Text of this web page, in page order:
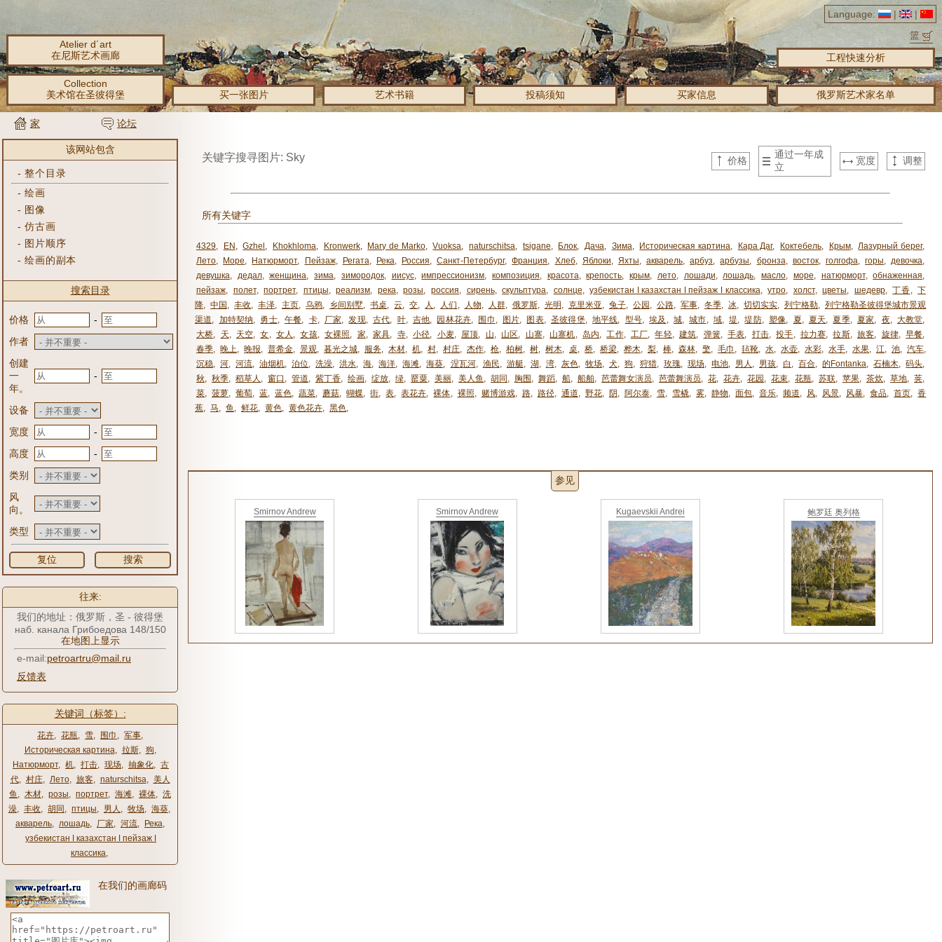
Language: |
|
篮
Atelier d´art
在尼斯艺术画廊
工程快速分析
Collection
美术馆在圣彼得堡
买一张图片 艺术书籍 投稿须知 买家信息 俄罗斯艺术家名单
家 论坛
该网站包含
-整个目录
-绘画
- 图像
-仿古画
- 图片顺序
-绘画的副本
搜索目录
价格
-
作者
创建
一
年。
-
设备
宽度
-
高度
-
类别
风
向。
类型
复位 搜索
往来:
我们的地址：俄罗斯，圣 - 彼得堡
наб. канала Грибоедова 148/150
在地图上显示
e-mail:petroartru@mail.ru
反馈表
关键词（标签）:
花卉, 花瓶, 雪, 围巾 , 军事,
Историческая картина, 拉斯, 狗,
Натюрморт, 机, 打击, 现场, 抽象化, 古
代, 村庄, Лето, 旅客, naturschitsa, 美人
鱼 , 木材, розы, портрет, 海滩, 裸体, 洗
澡, 丰收, 胡同 , птицы, 男人 , 牧场, 海葵,
акварель, лошадь, 厂家, 河流, Река,
узбекистан ǀ казахстан ǀ пейзаж ǀ
классика,
在我们的画廊码
关键字搜寻图片: Sky 价格
通过一年成
立
宽度 调整
所有关键字
4329, EN , Gzhel , Khokhloma, Kronwerk, Mary de Marko, Vuoksa, naturschitsa, tsigane, Блок, Дача, Зима, Историческая картина, Кара Даг, Коктебель, Крым, Лазурный берег,
Лето, Море, Натюрморт, Пейзаж, Регата, Река, Россия, Санкт-Петербург, Франция, Хлеб, Яблоки, Яхты, акварель, арбуз, арбузы, бронза, восток, голгофа, горы, девочка,
девушка, дедал, женщина, зима, зимородок, иисус, импрессионизм, композиция, красота, крепость, крым, лето, лошади, лошадь, масло, море, натюрморт, обнаженная,
пейзаж, полет, портрет, птицы, реализм, река, розы, россия, сирень, скульптура, солнце, узбекистан ǀ казахстан ǀ пейзаж ǀ классика, утро, холст, цветы, шедевр, 丁香, 下
降, 中国 , 丰收, 丰泽, 主页, 乌鸦, 乡间别墅, 书桌, 云, 交, 人 , 人们 , 人物, 人群, 俄罗斯, 光明 , 克里米亚, 兔子, 公园 , 公路, 军事, 冬季, 冰, 切切实实, 列宁格勒, 列宁格勒圣彼得堡城市景观
渠道, 加特契纳, 勇士, 午餐, 卡, 厂家, 发现, 古代, 叶, 吉他, 园林花卉, 围巾 , 图片, 图表, 圣彼得堡, 地平线, 型号, 埃及 , 城, 城市, 域, 堤, 堤防, 塑像, 夏, 夏天, 夏季, 夏家, 夜, 大教堂,
大桥, 天, 天空, 女, 女人 , 女孩, 女裸照, 家, 家具, 寺, 小径, 小麦, 屋顶, 山, 山区, 山寨, 山寨机, 岛内, 工作, 工厂, 年轻, 建筑, 弹簧, 手表, 打击, 投手, 拉力赛, 拉斯, 旅客, 旋律, 早餐,
春季, 晚上, 晚报, 普希金, 景观, 暮光之城, 服务, 木材, 机, 村, 村庄, 杰作, 枪, 柏树, 树, 树木, 桌, 桥, 桥梁, 桦木, 梨, 棒, 森林, 檠, 毛巾 , 毡靴, 水, 水壶, 水彩, 水手, 水果, 江, 池, 汽车,
沉稳, 河, 河流, 油烟机, 泊位, 洗澡, 洪水, 海, 海洋, 海滩, 海葵, 涅瓦河, 渔民, 游艇, 湖, 湾, 灰色, 牧场, 犬, 狗, 狩猎, 玫瑰, 现场, 电池, 男人 , 男孩, 白 , 百合, 的Fontanka, 石楠木, 码头,
秋, 秋季, 稻草人 , 窗口 , 管道, 紫丁香, 绘画, 绽放, 绿, 罂粟, 美丽, 美人鱼 , 胡同 , 胸围 , 舞蹈, 船, 船舶, 芭蕾舞女演员, 芭蕾舞演员, 花, 花卉, 花园 , 花束, 花瓶, 苏联, 苹果, 茶炊, 草地, 荚,
菜, 菠萝, 葡萄, 蓝, 蓝色, 蔬菜, 蘑菇, 蝴蝶, 街, 表, 表花卉, 裸体, 裸照, 赌博游戏, 路, 路径, 通道, 野花, 阴 , 阿尔泰, 雪, 雪橇, 雾, 静物, 面包, 音乐, 频道, 风, 风景, 风暴, 食品, 首页, 香
蕉, 马, 鱼 , 鲜花, 黄色, 黄色花卉, 黑色,
参见
Smirnov Andrew Smirnov Andrew Kugaevskii Andrei 鲍罗廷 奥列格